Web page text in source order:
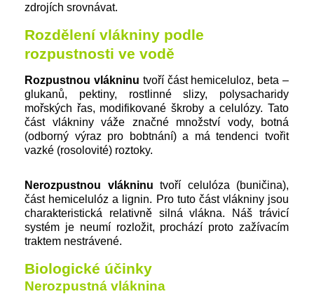
zdrojích srovnávat.
Rozdělení vlákniny podle
rozpustnosti ve vodě
Rozpustnou vlákninu tvoří část hemiceluloz, beta –
glukanů, pektiny, rostlinné slizy, polysacharidy
mořských řas, modifikované škroby a celulózy. Tato
část vlákniny váže značné množství vody, botná
(odborný výraz pro bobtnání) a má tendenci tvořit
vazké (rosolovité) roztoky.
Nerozpustnou vlákninu tvoří celulóza (buničina),
část hemicelulóz a lignin. Pro tuto část vlákniny jsou
charakteristická relativně silná vlákna. Náš trávicí
systém je neumí rozložit, prochází proto zažívacím
traktem nestrávené.
Biologické účinky
Nerozpustná vláknina